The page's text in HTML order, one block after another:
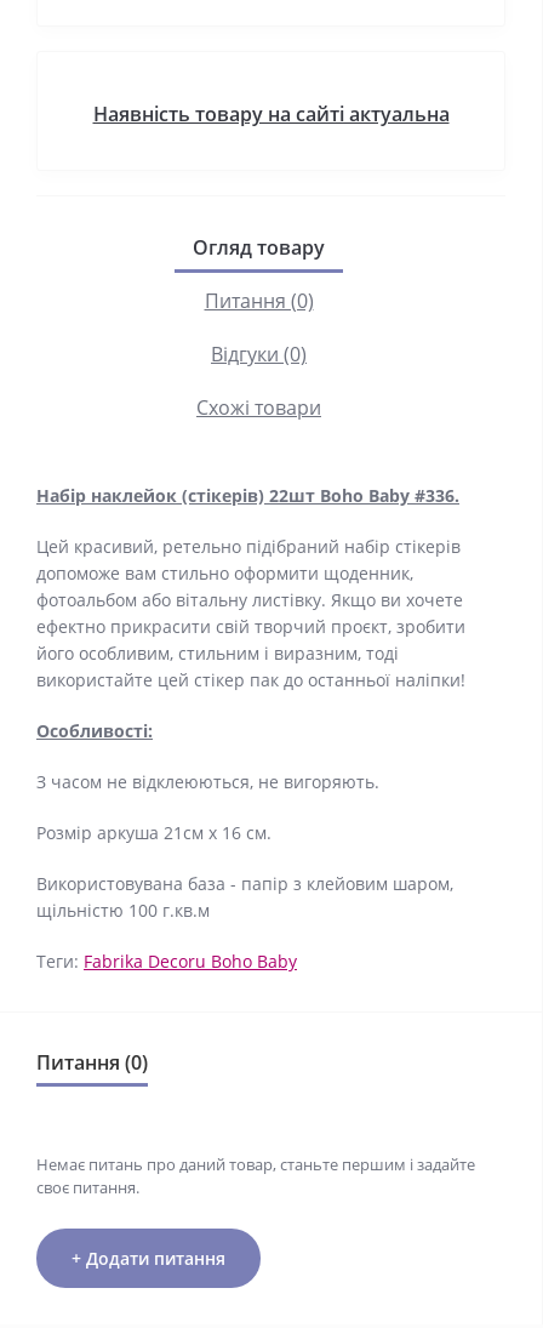
Наявність товару на сайті актуальна
Огляд товару
Питання (0)
Відгуки (0)
Схожі товари
Набір наклейок (стікерів) 22шт Boho Baby #336.
Цей красивий, ретельно підібраний набір стікерів
допоможе вам стильно оформити щоденник,
фотоальбом або вітальну листівку. Якщо ви хочете
ефектно прикрасити свій творчий проєкт, зробити
його особливим, стильним і виразним, тоді
використайте цей стікер пак до останньої наліпки!
Особливості:
З часом не відклеюються, не вигоряють.
Розмір аркуша 21см x 16 см.
Використовувана база - папір з клейовим шаром,
щільністю 100 г.кв.м
Теги: Fabrika Decoru Boho Baby
Питання (0)
Немає питань про даний товар, станьте першим і задайте
своє питання.
+ Додати питання